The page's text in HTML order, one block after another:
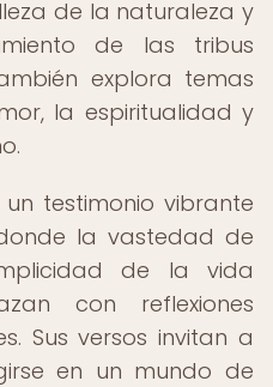
de la naturaleza y
de las tribus
explora temas
la espiritualidad y
testimonio vibrante
la vastedad de
de la vida
con reflexiones
Sus versos invitan a
en un mundo de